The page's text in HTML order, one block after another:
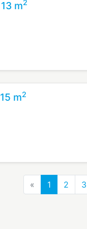
m2
m2
« Previous
1 2 3